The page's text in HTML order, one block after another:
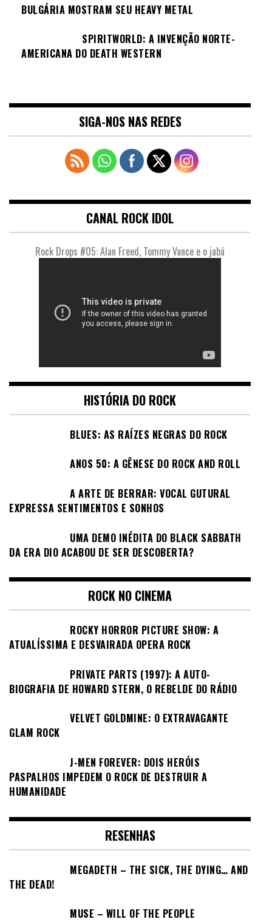
BULGÁRIA MOSTRAM SEU HEAVY METAL
SPIRITWORLD: A INVENÇÃO NORTE-
AMERICANA DO DEATH WESTERN
SIGA-NOS NAS REDES
CANAL ROCK IDOL
Rock Drops #05: Alan Freed, Tommy Vance e o jabá
HISTÓRIA DO ROCK
BLUES: AS RAÍZES NEGRAS DO ROCK
ANOS 50: A GÊNESE DO ROCK AND ROLL
A ARTE DE BERRAR: VOCAL GUTURAL
EXPRESSA SENTIMENTOS E SONHOS
UMA DEMO INÉDITA DO BLACK SABBATH
DA ERA DIO ACABOU DE SER DESCOBERTA?
ROCK NO CINEMA
ROCKY HORROR PICTURE SHOW: A
ATUALÍSSIMA E DESVAIRADA OPERA ROCK
PRIVATE PARTS (1997): A AUTO-
BIOGRAFIA DE HOWARD STERN, O REBELDE DO RÁDIO
VELVET GOLDMINE: O EXTRAVAGANTE
GLAM ROCK
J-MEN FOREVER: DOIS HERÓIS
PASPALHOS IMPEDEM O ROCK DE DESTRUIR A
HUMANIDADE
RESENHAS
MEGADETH – THE SICK, THE DYING… AND
THE DEAD!
MUSE – WILL OF THE PEOPLE